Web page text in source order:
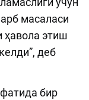
масаласи
ҳавола этиш
деб
бир